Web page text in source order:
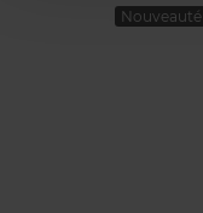
Nouveauté